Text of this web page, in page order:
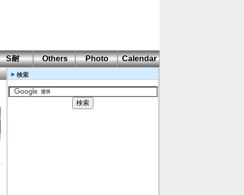
S耐 Others Photo Calendar
検索